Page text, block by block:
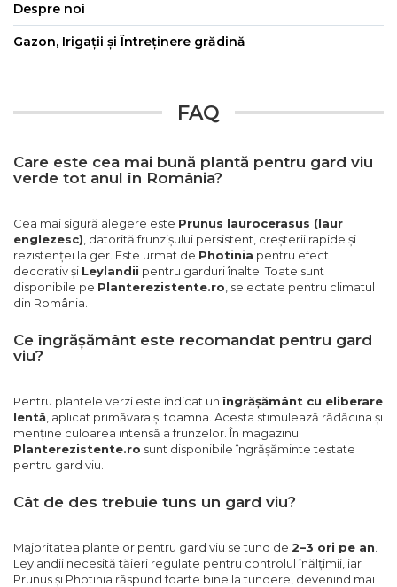
Despre noi
Gazon, Irigații și Întreținere grădină
FAQ
Care este cea mai bună plantă pentru gard viu
verde tot anul în România?
Cea mai sigură alegere este Prunus laurocerasus (laur
englezesc) , datorită frunzișului persistent, creșterii rapide și
rezistenței la ger. Este urmat de Photinia pentru efect
decorativ și Leylandii pentru garduri înalte. Toate sunt
disponibile pe Planterezistente.ro , selectate pentru climatul
din România.
Ce îngrășământ este recomandat pentru gard
viu?
Pentru plantele verzi este indicat un îngrășământ cu eliberare
lentă , aplicat primăvara și toamna. Acesta stimulează rădăcina și
menține culoarea intensă a frunzelor. În magazinul
Planterezistente.ro sunt disponibile îngrășăminte testate
pentru gard viu.
Cât de des trebuie tuns un gard viu?
Majoritatea plantelor pentru gard viu se tund de 2–3 ori pe an
Leylandii necesită tăieri regulate pentru controlul înălțimii, iar
Prunus și Photinia răspund foarte bine la tundere, devenind mai